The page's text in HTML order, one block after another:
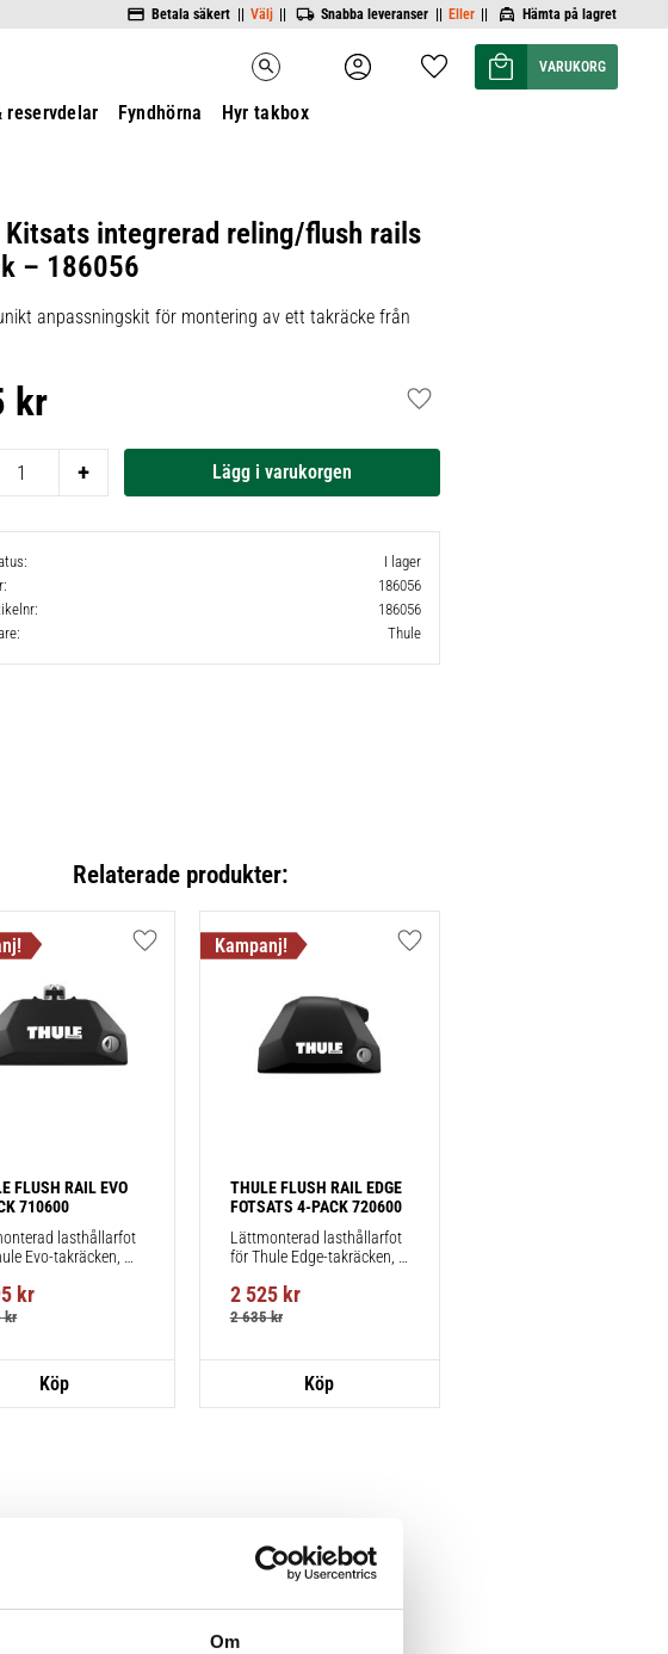
Om
Betala säkert || Välj || Snabba leveranser || Eller || Hämta på lagret
search Favoriter
Kundvagn
reservdelar Fyndhörna Hyr takbox
Kitsats integrerad reling/flush rails
– 186056
anpassningskit för montering av ett takräcke från
kr
+
Lägg till i favoriter
I lager
186056
186056
Thule
Relaterade produkter:
FLUSH RAIL EVO
710600
lasthållarfot
Evo-takräcken,
kr
kr
Lägg till i favoriter
THULE FLUSH RAIL EDGE
FOTSATS 4-PACK 720600
Lättmonterad lasthållarfot
för Thule Edge-takräcken,
reling.
2 525kr
2 635kr
Lägg till i favoriter